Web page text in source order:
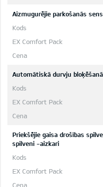
Aizmugurējie parkošanās
Automātiskā durvju
Priekšējie gaisa drošības
spilveni -aizkari